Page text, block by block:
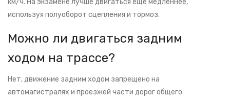
км/ч. На экзамене лучше двигаться еще медленнее,
используя полуоборот сцепления и тормоз.
Можно ли двигаться задним
ходом на трассе?
Нет, движение задним ходом запрещено на
автомагистралях и проезжей части дорог общего